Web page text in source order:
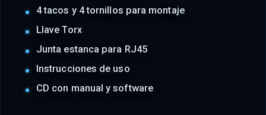
4 tacos y 4 tornillos para montaje
Llave Torx
Junta estanca para RJ45
Instrucciones de uso
CD con manual y software